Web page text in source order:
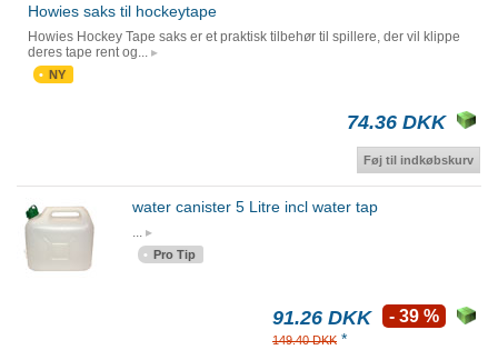
Howies saks til hockeytape
Howies Hockey Tape saks er et praktisk tilbehør til spillere, der vil klippe
deres tape rent og...
NY
74.36 DKK
Føj til indkøbskurv
water canister 5 Litre incl water tap
...
Pro Tip
91.26 DKK
149.40 DKK *
- 39 %